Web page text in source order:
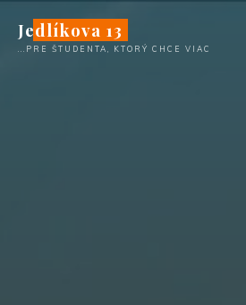
content
Jedlíkova 13
...PRE ŠTUDENTA, KTORÝ CHCE VIAC